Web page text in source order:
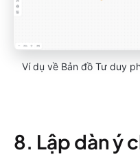
Ví dụ về Bản đồ Tư duy
8. Lập dàn ý